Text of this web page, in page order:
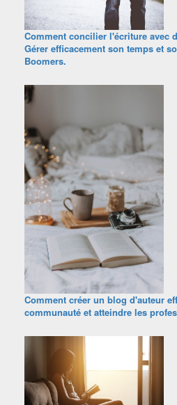
Comment concilier l'écriture avec
Gérer efficacement son temps et
Boomers.
Comment créer un blog d'auteur
communauté et atteindre les